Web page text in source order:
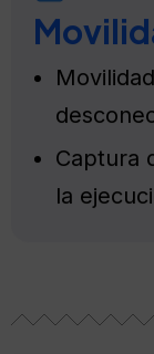
Captura
la